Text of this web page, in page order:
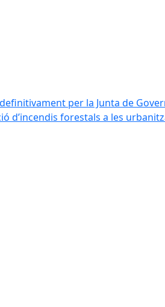
per la Junta de
d’incendis forestals a les